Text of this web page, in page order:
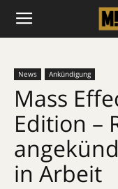
News Ankündigung
Mass
Edition –
in Arbeit